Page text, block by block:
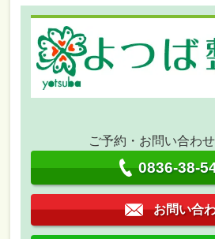
ご予約・お問い合わ
0836-38-
お問い合